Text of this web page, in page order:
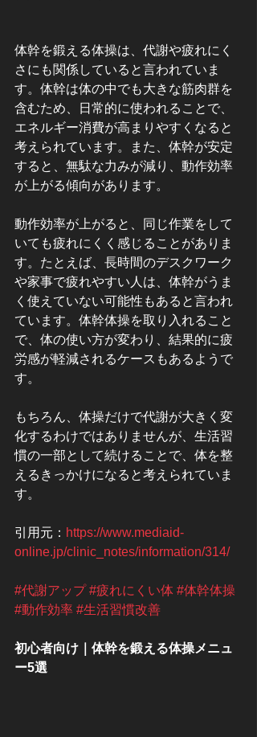
体幹を鍛える体操は、代謝や疲れにく
さにも関係していると言われていま
す。体幹は体の中でも大きな筋肉群を
含むため、日常的に使われることで、
エネルギー消費が高まりやすくなると
考えられています。また、体幹が安定
すると、無駄な力みが減り、動作効率
が上がる傾向があります。
動作効率が上がると、同じ作業をして
いても疲れにくく感じることがありま
す。たとえば、長時間のデスクワーク
や家事で疲れやすい人は、体幹がうま
く使えていない可能性もあると言われ
ています。体幹体操を取り入れること
で、体の使い方が変わり、結果的に疲
労感が軽減されるケースもあるようで
す。
もちろん、体操だけで代謝が大きく変
化するわけではありませんが、生活習
慣の一部として続けることで、体を整
えるきっかけになると考えられていま
す。
引用元： https://www.mediaid-
online.jp/clinic_notes/information/314/
#代謝アップ #疲れにくい体 #体幹体操
#動作効率 #生活習慣改善
初心者向け｜体幹を鍛える体操メニュ
ー5選